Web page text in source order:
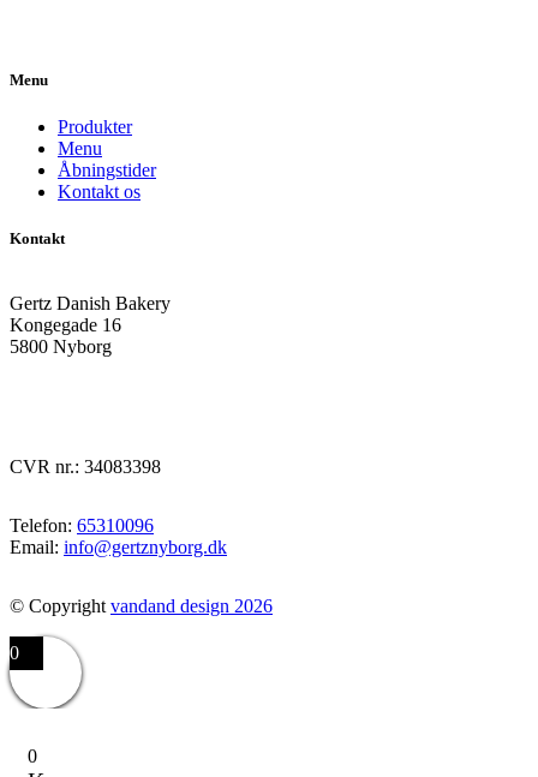
Menu
Produkter
Menu
Åbningstider
Kontakt os
Kontakt
Gertz Danish Bakery
Kongegade 16
5800 Nyborg
CVR nr.: 34083398
Telefon: 65310096
Email: info@gertznyborg.dk
© Copyright vandand design 2026
0
0